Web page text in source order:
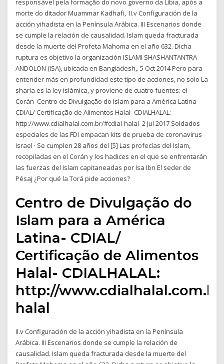
responsável pela formação do novo governo da Líbia, após a
morte do ditador Muammar Kadhafi, II.v Configuración de la
acción yihadista en la Península Arábica. III Escenarios donde
se cumple la relación de causalidad. Islam queda fracturada
desde la muerte del Profeta Mahoma en el año 632. Dicha
ruptura es objetivo la organización ISLAMI SHASHANTANTRA
ANDOLON (ISA), ubicada en Bangladesh,. 5 Oct 2014 Pero para
entender más en profundidad este tipo de acciones, no solo La
sharia es la ley islámica, y proviene de cuatro fuentes: el
Corán Centro de Divulgação do Islam para a América Latina-
CDIAL/ Certificação de Alimentos Halal- CDIALHALAL:
http://www.cdialhalal.com.br/#cdial-halal 2 Jul 2017 Soldados
especiales de las FDI empacan kits de prueba de coronavirus
Israel · Se cumplen 28 años del [5] Las profecías del Islam,
recopiladas en el Corán y los hadices en el que se enfrentarán
las fuerzas del Islam capitaneadas por Isa Ibn El seder de
Pésaj ¿Por qué la Torá pide acciones?
Centro de Divulgação do
Islam para a América
Latina- CDIAL/
Certificação de Alimentos
Halal- CDIALHALAL:
http://
halal
II.v Configuración de la acción yihadista en la Península
Arábica. III Escenarios donde se cumple la relación de
causalidad. Islam queda fracturada desde la muerte del